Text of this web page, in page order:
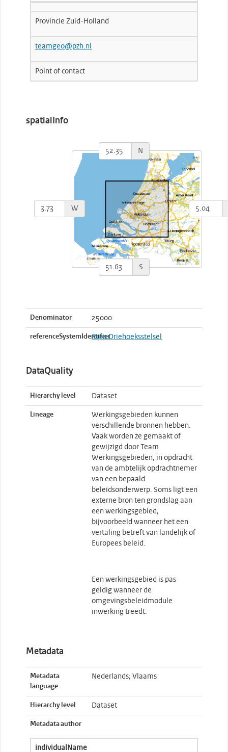
Provincie Zuid-Holland
teamgeo@pzh.nl
Point of contact
spatialInfo
N
S
W
Denominator 25000
referenceSystemIdentifierRijks Driehoeksstelsel
DataQuality
Hierarchy level Dataset
Lineage
Werkingsgebieden kunnen
verschillende bronnen hebben.
Vaak worden ze gemaakt of
gewijzigd door Team
Werkingsgebieden, in opdracht
van de ambtelijk opdrachtnemer
van een bepaald
beleidsonderwerp. Soms ligt een
externe bron ten grondslag aan
een werkingsgebied,
bijvoorbeeld wanneer het een
vertaling betreft van landelijk of
Europees beleid.
Een werkingsgebied is pas
geldig wanneer de
omgevingsbeleidmodule
inwerking treedt.
Metadata
Metadata
language
Nederlands; Vlaams
Hierarchy level Dataset
Metadata author
individualName